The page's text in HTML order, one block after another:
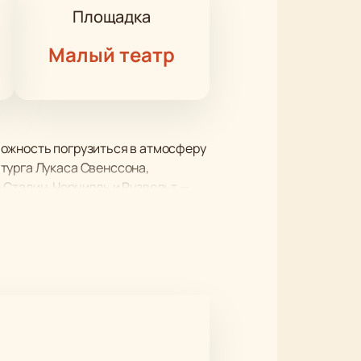
Площадка
Малый театр
погрузиться в атмосферу
Лукаса Свенссона,
Черчилль и Рузвельт —
билеты на нашем сайте.
между